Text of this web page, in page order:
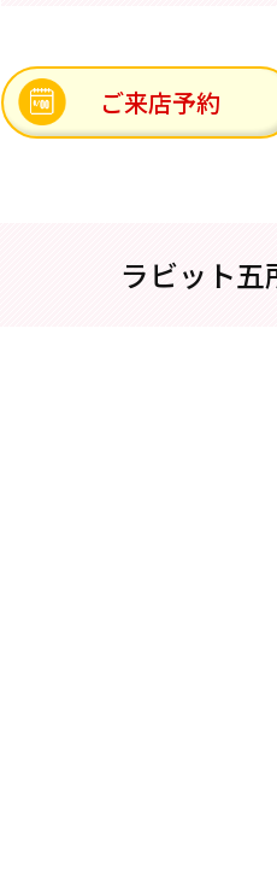
ご来店予約
ラビット五